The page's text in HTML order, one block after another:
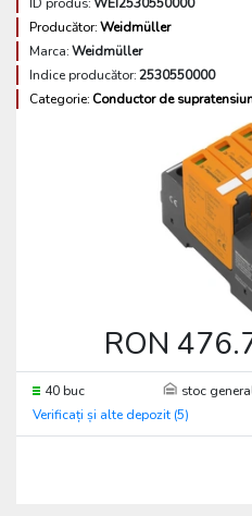
Producător:Weidmüller
Marca:Weidmüller
Indice producător:2530550000
Categorie: Conductor de
RON
40 buc stoc
Verificați și alte depozit (5)